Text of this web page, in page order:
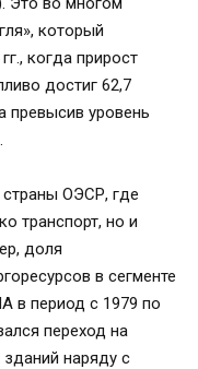
который
когда прирост
достиг 62,7
превысив уровень
ОЭСР, где
транспорт, но и
доля
в сегменте
в период с 1979 по
переход на
наряду с